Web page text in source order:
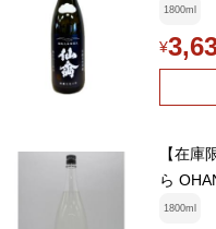
1800ml
¥
【在庫
ら
1800ml